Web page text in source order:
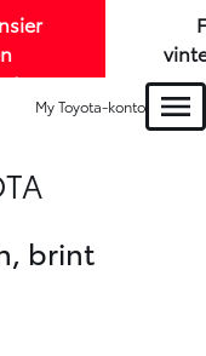
i
en
My Toyota-konto
brint